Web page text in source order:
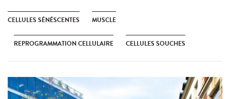
CELLULES SÉNÉSCENTES MUSCLE
REPROGRAMMATION CELLULAIRE CELLULES SOUCHES